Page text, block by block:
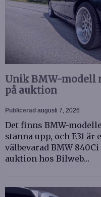
Unik BMW-modell
på auktion
Publicerad augusti 7, 2026
Det finns BMW-
stanna upp, och E31 är
välbevarad BMW
auktion hos Bilweb…